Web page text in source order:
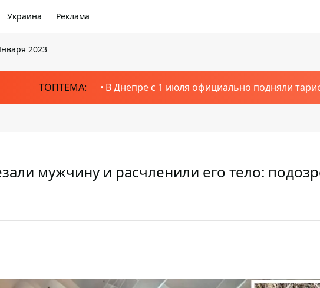
Украина Реклама
2023
ТОПТЕМА: В Днепре с 1 июля официально подняли
мужчину и расчленили его тело: